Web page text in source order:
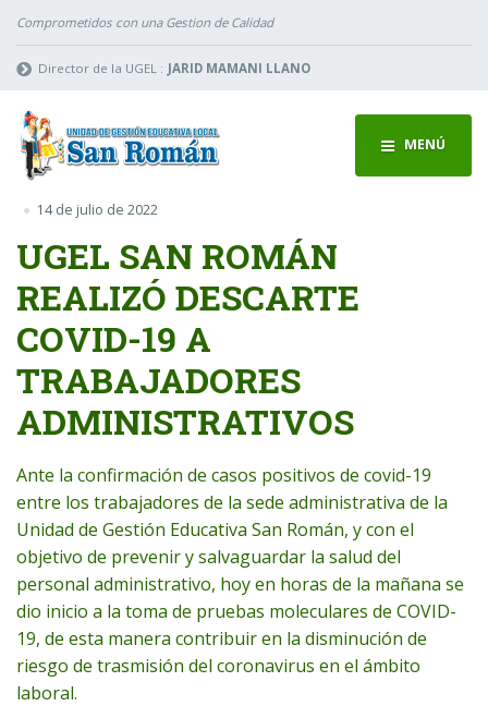
Comprometidos con una Gestion de Calidad
Director de la UGEL : JARID MAMANI LLANO
MENÚ
14 de julio de 2022
UGEL SAN ROMÁN
REALIZÓ DESCARTE
COVID-19 A
TRABAJADORES
ADMINISTRATIVOS
Ante la confirmación de casos positivos de covid-19
entre los trabajadores de la sede administrativa de la
Unidad de Gestión Educativa San Román, y con el
objetivo de prevenir y salvaguardar la salud del
personal administrativo, hoy en horas de la mañana se
dio inicio a la toma de pruebas moleculares de COVID-
19, de esta manera contribuir en la disminución de
riesgo de trasmisión del coronavirus en el ámbito
laboral.